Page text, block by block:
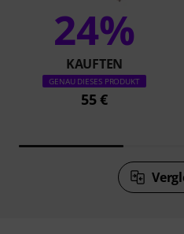
24%
KAUFTEN
GENAU DIESES PRODUKT
55 €